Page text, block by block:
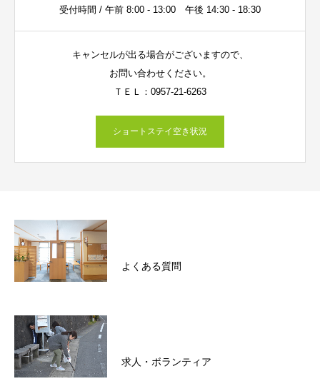
受付時間 / 午前 8:00 - 13:00 午後 14:30 - 18:30
キャンセルが出る場合がございますので、
お問い合わせください。
ＴＥＬ：0957-21-6263
ショートステイ空き状況
よくある質問
求人・ボランティア